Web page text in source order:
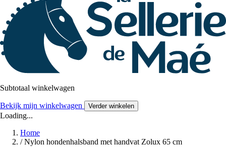
Subtotaal winkelwagen
Bekijk mijn winkelwagen Verder winkelen
Loading...
Home
/ Nylon hondenhalsband met handvat Zolux 65 cm